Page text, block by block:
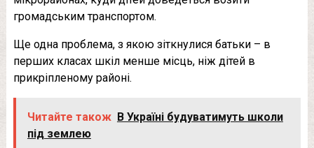
громадським транспортом.
Ще одна проблема, з якою зіткнулися батьки – в
перших класах шкіл менше місць, ніж дітей в
прикріпленому районі.
Читайте також В Україні будуватимуть школи
під землею